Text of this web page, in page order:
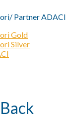
Partner ADACI
Gold
Silver
Back